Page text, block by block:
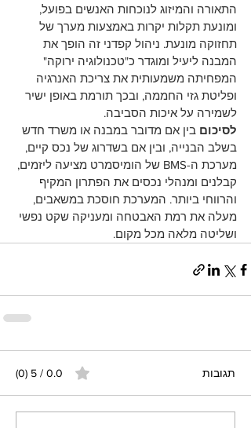
התאורה והמיזוג לנוכחות האנשים בפועל,
ומונעת תקלות יקרות באמצעות מערך של
תחזוקה מונעת. ניהול קפדני זה הופך את
המבנה ליעיל ומוגדר כ"טכנולוגיה ירוקה"
המפחיתה משמעותית את צריכת האנרגיה
ופליטת גזי החממה, ובכך תורמת באופן ישיר
לשמירה על איכות הסביבה.
לסיכום בין אם מדובר במבנה או משרד חדש
בשלב הבנייה, ובין אם בשדרוג של נכס קיים,
מערכת ה-BMS של הומיסמרט מציעה ליזמים,
קבלנים ומנהלי נכסים את הפתרון המקיף
והרווחי ביותר. המערכת חוסכת במשאבים,
מעלה את רמת האבטחה ומעניקה שקט נפשי
ושליטה מלאה מכל מקום.
תגובות 0.0 / 5 ‏(0)